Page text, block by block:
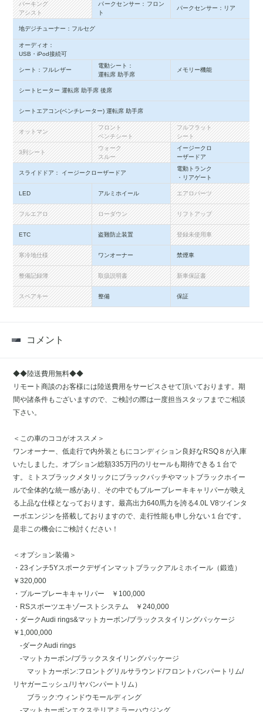
パーキング
アシスト
パークセンサー：フロン
ト
パークセンサー：リア
地デジチューナー：フルセグ
オーディオ：
USB・iPod接続可
シート：フルレザー
電動シート：
運転席 助手席
メモリー機能
シートヒーター 運転席 助手席 後席
シートエアコン(ベンチレーター) 運転席 助手席
オットマン
フロント
ベンチシート
フルフラット
シート
3列シート
ウォーク
スルー
イージークロ
ーザードア
スライドドア： イージークローザードア
電動トランク
・リアゲート
LED アルミホイール エアロパーツ
フルエアロ ローダウン リフトアップ
ETC 盗難防止装置 登録未使用車
寒冷地仕様 ワンオーナー 禁煙車
整備記録簿 取扱説明書 新車保証書
スペアキー 整備 保証
コメント
◆◆陸送費用無料◆◆
リモート商談のお客様には陸送費用をサービスさせて頂いております。期
間や諸条件もございますので、ご検討の際は一度担当スタッフまでご相談
下さい。
＜この車のココがオススメ＞
ワンオーナー、低走行で内外装ともにコンディション良好なRSQ８が入庫
いたしました。オプション総額335万円のリセールも期待できる１台で
す。ミトスブラックメタリックにブラックバッチやマットブラックホイー
ルで全体的な統一感があり、その中でもブルーブレーキキャリパーが映え
る上品な仕様となっております。最高出力640馬力を誇る4.0L V8ツインタ
ーボエンジンを搭載しておりますので、走行性能も申し分ない１台です。
是非この機会にご検討ください！
＜オプション装備＞
・23インチ5Yスポークデザインマットブラックアルミホイール（鍛造）
￥320,000
・ブルーブレーキキャリパー ￥100,000
・RSスポーツエキゾーストシステム ￥240,000
・ダークAudi rings&マットカーボン/ブラックスタイリングパッケージ
￥1,000,000
-ダークAudi rings
-マットカーボン/ブラックスタイリングパッケージ
マットカーボン:フロントグリルサラウンド/フロントバンパートリム/
リヤガーニッシュ/リヤバンパートリム）
ブラック:ウィンドウモールディング
-マットカーボンエクステリアミラーハウジング